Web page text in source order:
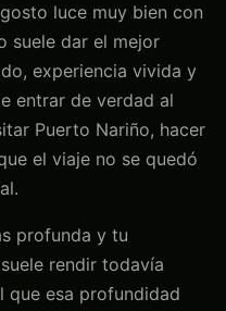
luce muy bien con
suele dar el mejor
experiencia vivida y
entrar de verdad al
Puerto Nariño, hacer
el viaje no se quedó
profunda y tu
rendir todavía
que esa profundidad